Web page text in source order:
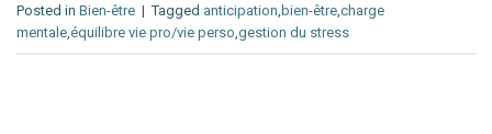
Posted in Bien-être | Tagged anticipation bien-être charge
mentale équilibre vie pro/vie perso gestion du stress